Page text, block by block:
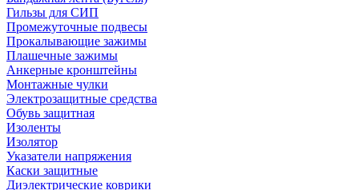
Гильзы для СИП
Промежуточные подвесы
Прокалывающие зажимы
Плашечные зажимы
Анкерные кронштейны
Монтажные чулки
Электрозащитные средства
Обувь защитная
Изоленты
Изолятор
Указатели напряжения
Каски защитные
Диэлектрические коврики